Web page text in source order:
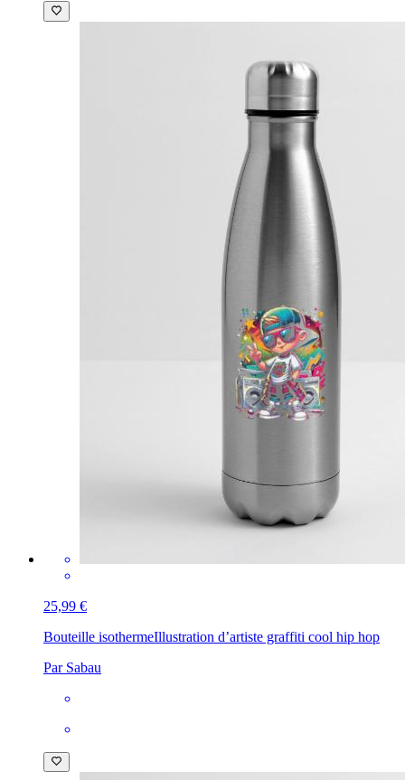
25,99 €
Bouteille isothermeIllustration d’artiste graffiti cool hip hop
Par Sabau